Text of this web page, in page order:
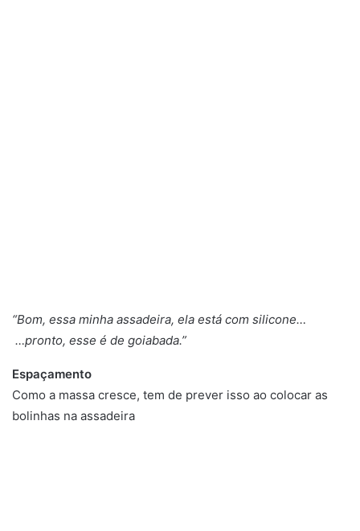
“Bom, essa minha assadeira, ela está com silicone…
…pronto, esse é de goiabada.”
Espaçamento
Como a massa cresce, tem de prever isso ao colocar as
bolinhas na assadeira